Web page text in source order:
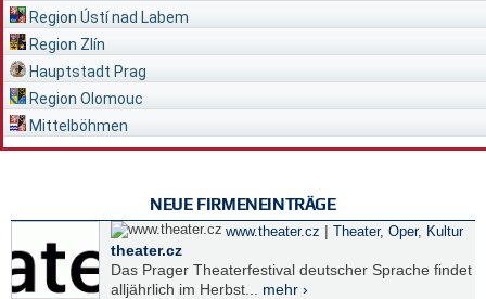
Region Ústí nad Labem
Region Zlín
Hauptstadt Prag
Region Olomouc
Mittelböhmen
NEUE FIRMENEINTRÄGE
www.theater.cz | Theater, Oper, Kultur
theater.cz
Das Prager Theaterfestival deutscher Sprache findet
alljährlich im Herbst... mehr ›